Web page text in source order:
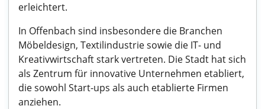
erleichtert.
In Offenbach sind insbesondere die Branchen
Möbeldesign, Textilindustrie sowie die IT- und
Kreativwirtschaft stark vertreten. Die Stadt hat sich
als Zentrum für innovative Unternehmen etabliert,
die sowohl Start-ups als auch etablierte Firmen
anziehen.